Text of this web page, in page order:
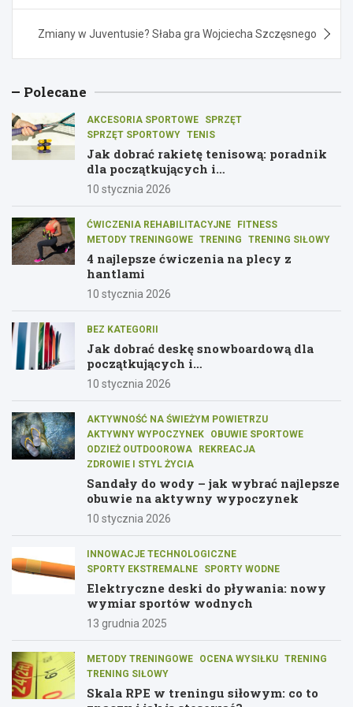
Zmiany w Juventusie? Słaba gra Wojciecha Szczęsnego
Polecane
AKCESORIA SPORTOWE
SPRZĘT
SPRZĘT SPORTOWY TENIS
Jak dobrać rakietę tenisową: poradnik
dla początkujących i
średniozaawansowanych graczy
10 stycznia 2026
ĆWICZENIA REHABILITACYJNE
FITNESS
METODY TRENINGOWE TRENING TRENING SIŁOWY
4 najlepsze ćwiczenia na plecy z
hantlami
10 stycznia 2026
BEZ KATEGORII
Jak dobrać deskę snowboardową dla
początkujących i
średniozaawansowanych
10 stycznia 2026
AKTYWNOŚĆ NA ŚWIEŻYM POWIETRZU
AKTYWNY WYPOCZYNEK
OBUWIE SPORTOWE
ODZIEŻ OUTDOOROWA
REKREACJA
ZDROWIE I STYL ŻYCIA
Sandały do wody – jak wybrać najlepsze
obuwie na aktywny wypoczynek
10 stycznia 2026
INNOWACJE TECHNOLOGICZNE
SPORTY EKSTREMALNE
SPORTY WODNE
Elektryczne deski do pływania: nowy
wymiar sportów wodnych
13 grudnia 2025
METODY TRENINGOWE OCENA WYSIŁKU TRENING
TRENING SIŁOWY
Skala RPE w treningu siłowym: co to